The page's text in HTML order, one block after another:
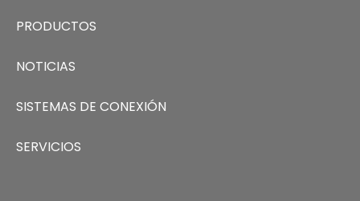
PRODUCTOS
NOTICIAS
SISTEMAS DE CONEXIÓN
SERVICIOS